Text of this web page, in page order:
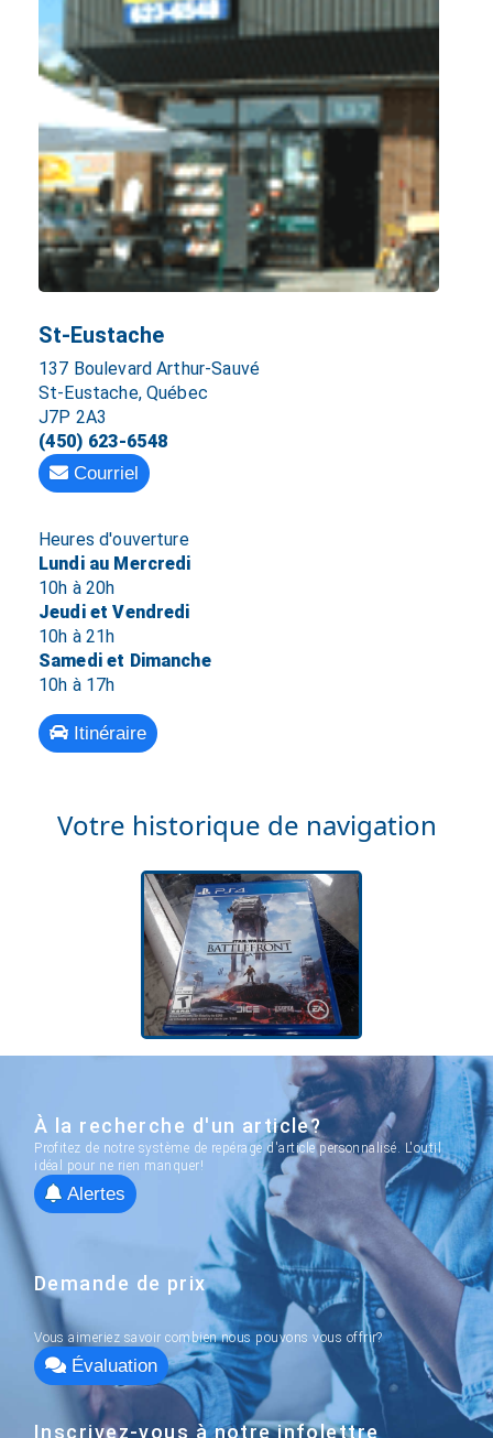
St-Eustache
137 Boulevard Arthur-Sauvé
St-Eustache, Québec
J7P 2A3
(450) 623-6548
Courriel
Heures d'ouverture
Lundi au Mercredi
10h à 20h
Jeudi et Vendredi
10h à 21h
Samedi et Dimanche
10h à 17h
Itinéraire
Votre historique de navigation
À la recherche d'un article?
Profitez de notre système de repérage d'article personnalisé. L'outil
idéal pour ne rien manquer!
Alertes
Demande de prix
Vous aimeriez savoir combien nous pouvons vous offrir?
Évaluation
Inscrivez-vous à notre infolettre